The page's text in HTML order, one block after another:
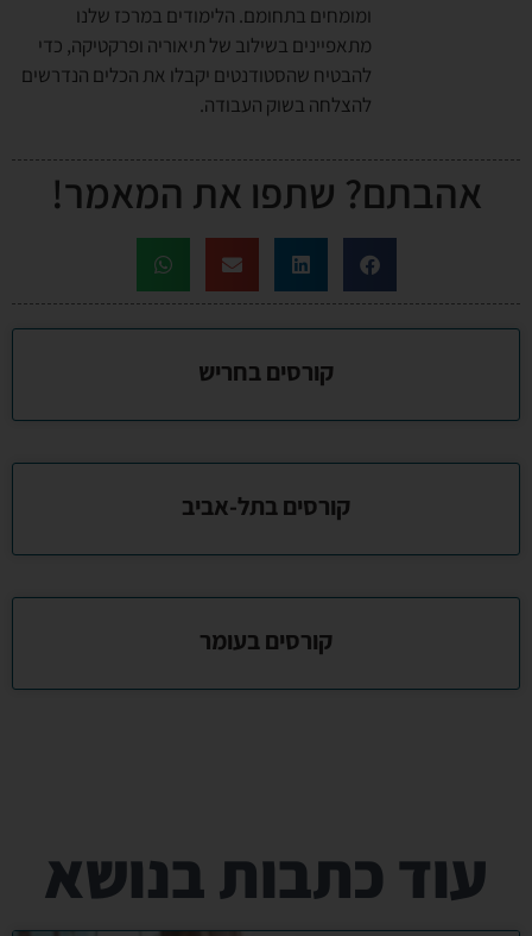
ומומחים בתחומם. הלימודים במרכז שלנו
מתאפיינים בשילוב של תיאוריה ופרקטיקה, כדי
להבטיח שהסטודנטים יקבלו את הכלים הנדרשים
להצלחה בשוק העבודה.
אהבתם? שתפו את המאמר!
קורסים בחריש
קורסים בתל-אביב
קורסים בעומר
עוד כתבות בנושא